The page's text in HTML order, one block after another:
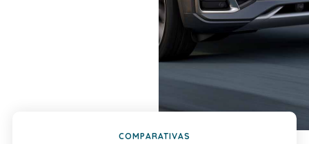
COMPARATIVAS